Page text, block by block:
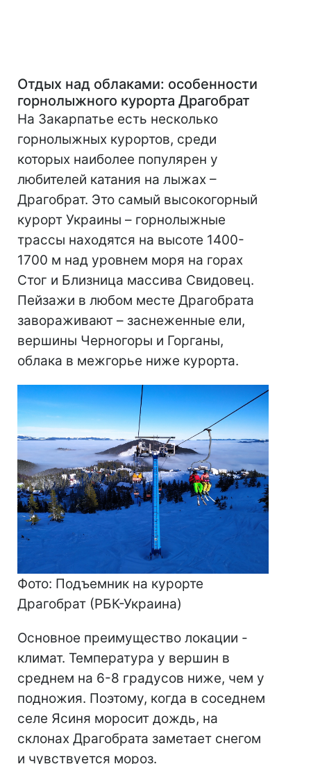
Отдых над облаками: особенности
горнолыжного курорта Драгобрат
На Закарпатье есть несколько
горнолыжных курортов, среди
которых наиболее популярен у
любителей катания на лыжах –
Драгобрат. Это самый высокогорный
курорт Украины – горнолыжные
трассы находятся на высоте 1400-
1700 м над уровнем моря на горах
Стог и Близница массива Свидовец.
Пейзажи в любом месте Драгобрата
завораживают – заснеженные ели,
вершины Черногоры и Горганы,
облака в межгорье ниже курорта.
Фото: Подъемник на курорте
Драгобрат (РБК-Украина)
Основное преимущество локации -
климат. Температура у вершин в
среднем на 6-8 градусов ниже, чем у
подножия. Поэтому, когда в соседнем
селе Ясиня моросит дождь, на
склонах Драгобрата заметает снегом
и чувствуется мороз.